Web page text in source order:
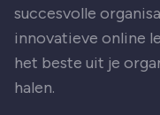
succesvolle
innovatieve online
het beste uit je
halen.